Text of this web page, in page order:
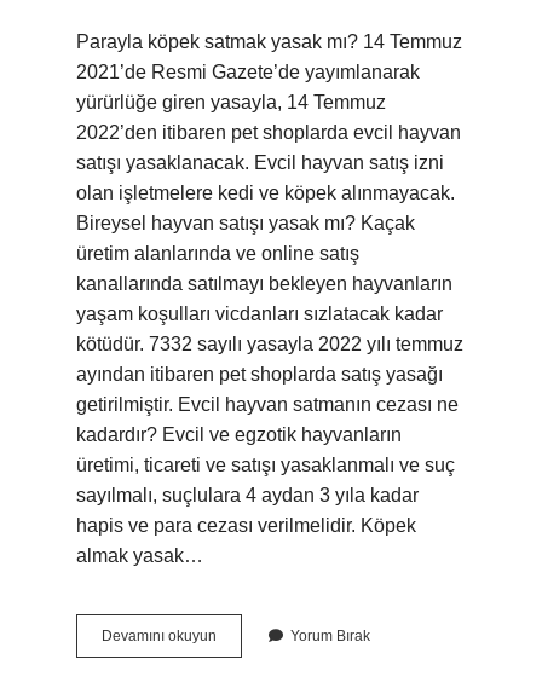
Parayla köpek satmak yasak mı? 14 Temmuz
2021’de Resmi Gazete’de yayımlanarak
yürürlüğe giren yasayla, 14 Temmuz
2022’den itibaren pet shoplarda evcil hayvan
satışı yasaklanacak. Evcil hayvan satış izni
olan işletmelere kedi ve köpek alınmayacak.
Bireysel hayvan satışı yasak mı? Kaçak
üretim alanlarında ve online satış
kanallarında satılmayı bekleyen hayvanların
yaşam koşulları vicdanları sızlatacak kadar
kötüdür. 7332 sayılı yasayla 2022 yılı temmuz
ayından itibaren pet shoplarda satış yasağı
getirilmiştir. Evcil hayvan satmanın cezası ne
kadardır? Evcil ve egzotik hayvanların
üretimi, ticareti ve satışı yasaklanmalı ve suç
sayılmalı, suçlulara 4 aydan 3 yıla kadar
hapis ve para cezası verilmelidir. Köpek
almak yasak…
Devamını okuyun
Köpek
Yorum Bırak